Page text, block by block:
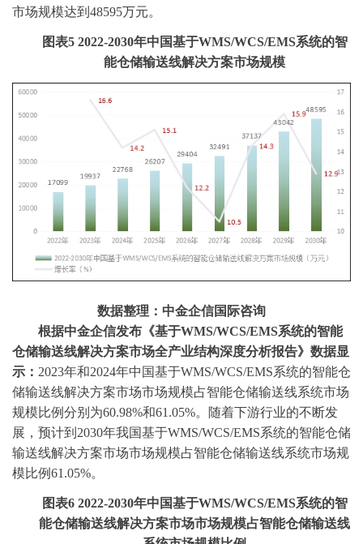
市场规模达到 48595万元。
图表5 2022-2030年中国基于WMS/WCS/EMS系统的智
能仓储输送线解决方案市场规模
数据整理：中金企信国际咨询
根据中金企信发布《基于WMS/WCS/EMS系统的智能
仓储输送线解决方案市场全产业结构深度分析报告》数据显
示： 2023年和2024年中国基于WMS/WCS/EMS系统的智能仓
储输送线解决方案市场市场规模占智能仓储输送线系统市场
规模比例分别为60.98%和61.05%。随着下游行业的不断发
展，预计到2030年我国基于WMS/WCS/EMS系统的智能仓储
输送线解决方案市场市场规模占智能仓储输送线系统市场规
模比例61.05%。
图表6 2022-2030年中国基于WMS/WCS/EMS系统的智
能仓储输送线解决方案市场市场规模占智能仓储输送线